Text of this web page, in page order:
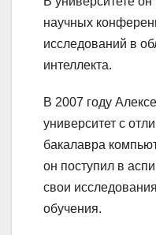
научных
исследований в
интеллекта.
В 2007 году
университет с
бакалавра
он поступил в
свои
обучения.